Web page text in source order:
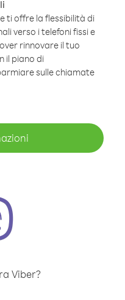
ti offre la flessibilità di
verso i telefoni fissi e
rinnovare il tuo
il piano di
sulle chiamate
Viber?